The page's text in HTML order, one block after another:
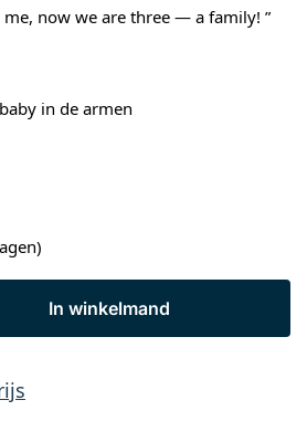
me, now we are three — a family! ”
in de armen
In winkelmand